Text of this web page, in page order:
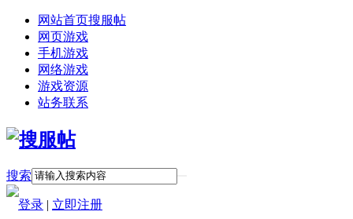
网站首页搜服帖
网页游戏
手机游戏
网络游戏
游戏资源
站务联系
搜索
登录 | 立即注册